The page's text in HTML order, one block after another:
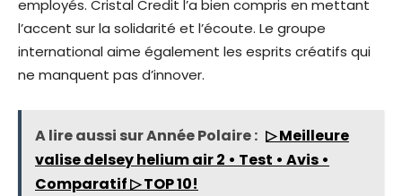
employés. Cristal Credit l’a bien compris en mettant
l’accent sur la solidarité et l’écoute. Le groupe
international aime également les esprits créatifs qui
ne manquent pas d’innover.
A lire aussi sur Année Polaire : ▷ Meilleure
valise delsey helium air 2 • Test • Avis •
Comparatif ▷ TOP 10!